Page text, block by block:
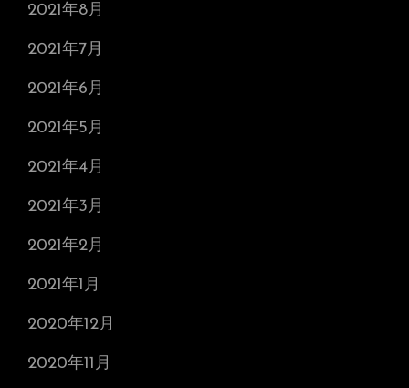
2021年8月
2021年7月
2021年6月
2021年5月
2021年4月
2021年3月
2021年2月
2021年1月
2020年12月
2020年11月